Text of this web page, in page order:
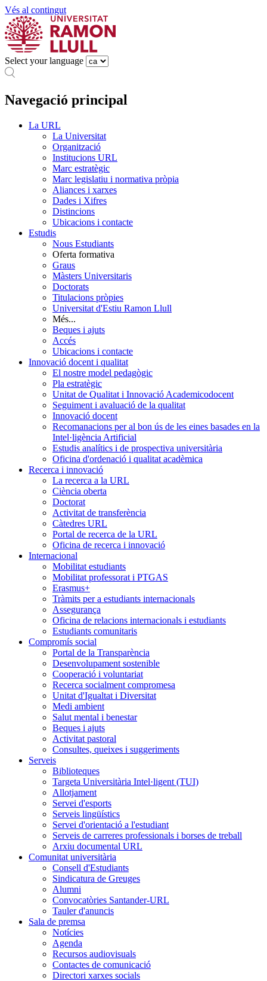
Vés al contingut
Select your language
Navegació principal
La URL
La Universitat
Organització
Institucions URL
Marc estratègic
Marc legislatiu i normativa pròpia
Aliances i xarxes
Dades i Xifres
Distincions
Ubicacions i contacte
Estudis
Nous Estudiants
Oferta formativa
Graus
Màsters Universitaris
Doctorats
Titulacions pròpies
Universitat d'Estiu Ramon Llull
Més...
Beques i ajuts
Accés
Ubicacions i contacte
Innovació docent i qualitat
El nostre model pedagògic
Pla estratègic
Unitat de Qualitat i Innovació Academicodocent
Seguiment i avaluació de la qualitat
Innovació docent
Recomanacions per al bon ús de les eines basades en la
Intel·ligència Artificial
Estudis analítics i de prospectiva universitària
Oficina d'ordenació i qualitat acadèmica
Recerca i innovació
La recerca a la URL
Ciència oberta
Doctorat
Activitat de transferència
Càtedres URL
Portal de recerca de la URL
Oficina de recerca i innovació
Internacional
Mobilitat estudiants
Mobilitat professorat i PTGAS
Erasmus+
Tràmits per a estudiants internacionals
Assegurança
Oficina de relacions internacionals i estudiants
Estudiants comunitaris
Compromís social
Portal de la Transparència
Desenvolupament sostenible
Cooperació i voluntariat
Recerca socialment compromesa
Unitat d'Igualtat i Diversitat
Medi ambient
Salut mental i benestar
Beques i ajuts
Activitat pastoral
Consultes, queixes i suggeriments
Serveis
Biblioteques
Targeta Universitària Intel·ligent (TUI)
Allotjament
Servei d'esports
Serveis lingüístics
Servei d'orientació a l'estudiant
Serveis de carreres professionals i borses de treball
Arxiu documental URL
Comunitat universitària
Consell d'Estudiants
Sindicatura de Greuges
Alumni
Convocatòries Santander-URL
Tauler d'anuncis
Sala de premsa
Notícies
Agenda
Recursos audiovisuals
Contactes de comunicació
Directori xarxes socials